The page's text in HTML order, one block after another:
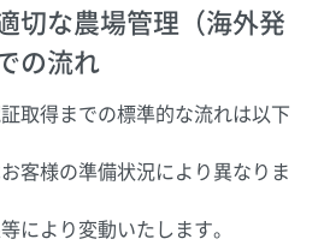
切な農場管理（海外発
の流れ
取得までの標準的な流れは以下
客様の準備状況により異なりま
により変動いたします。